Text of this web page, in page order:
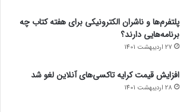
پلتفرم‌ها و ناشران الکترونیکی برای هفته کتاب چه
برنامه‌هایی دارند؟
27 اردیبهشت 1401
افزایش قیمت کرایه تاکسی‌های آنلاین لغو شد
28 اردیبهشت 1401